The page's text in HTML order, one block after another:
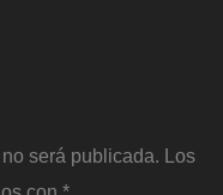
será publicada. Los